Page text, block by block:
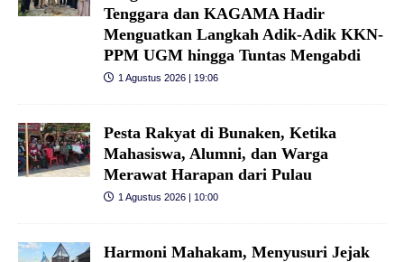
Tenggara dan KAGAMA Hadir
Menguatkan Langkah Adik-Adik KKN-
PPM UGM hingga Tuntas Mengabdi
1 Agustus 2026 | 19:06
Pesta Rakyat di Bunaken, Ketika
Mahasiswa, Alumni, dan Warga
Merawat Harapan dari Pulau
1 Agustus 2026 | 10:00
Harmoni Mahakam, Menyusuri Jejak